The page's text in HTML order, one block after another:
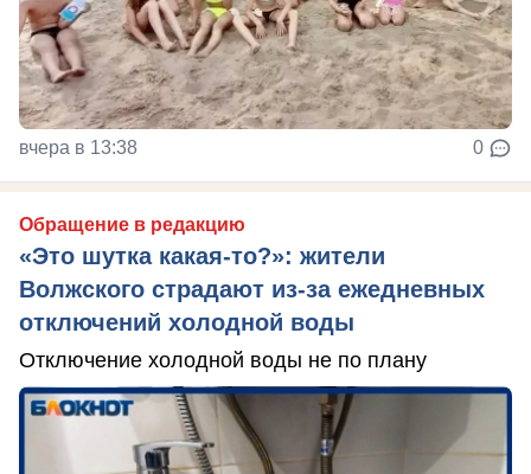
вчера в 13:38 0
Обращение в редакцию
«Это шутка какая-то?»: жители
Волжского страдают из‑за ежедневных
отключений холодной воды
Отключение холодной воды не по плану